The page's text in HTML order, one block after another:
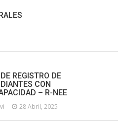
REGISTRO DE
CON
– R-NEE
28 Abril, 2025